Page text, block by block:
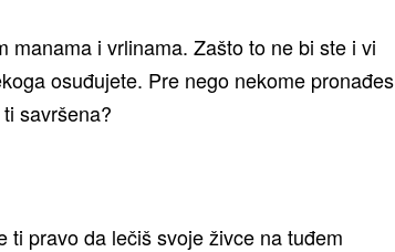
manama i vrlinama. Zašto to ne bi ste i vi
osuđujete. Pre nego nekome pronađes
savršena?
pravo da lečiš svoje živce na tuđem